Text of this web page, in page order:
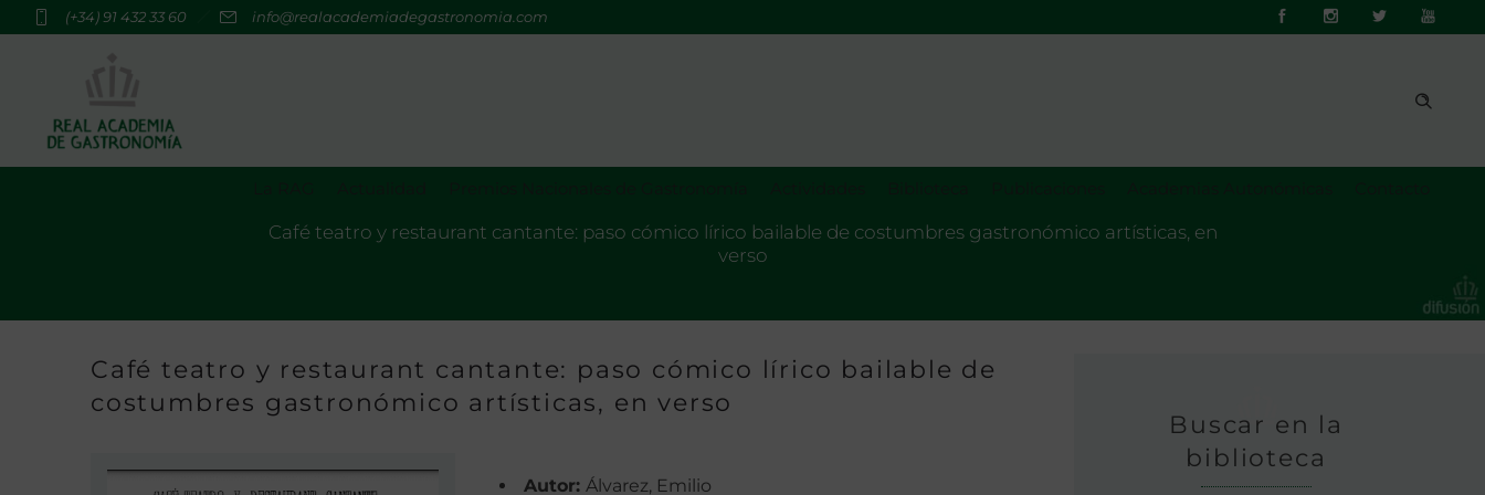
(+34) 91 432 33 60 info@realacademiadegastronomia.com
Café teatro y restaurant cantante: paso cómico lírico bailable de costumbres gastronómico artísticas, en
verso
Café teatro y restaurant cantante: paso cómico lírico bailable de
costumbres gastronómico artísticas, en verso
Autor: Álvarez, Emilio
Buscar en la
biblioteca